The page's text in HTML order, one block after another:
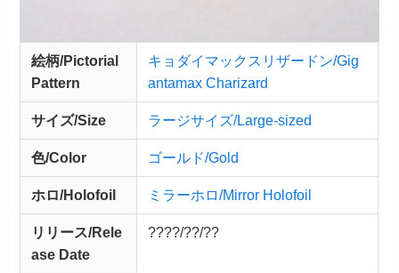
絵柄/Pictorial
Pattern
キョダイマックスリザードン/Gig
antamax Charizard
サイズ/Size ラージサイズ/Large-sized
色/Color ゴールド/Gold
ホロ/Holofoil ミラーホロ/Mirror Holofoil
リリース/Rele
ase Date
????/??/??